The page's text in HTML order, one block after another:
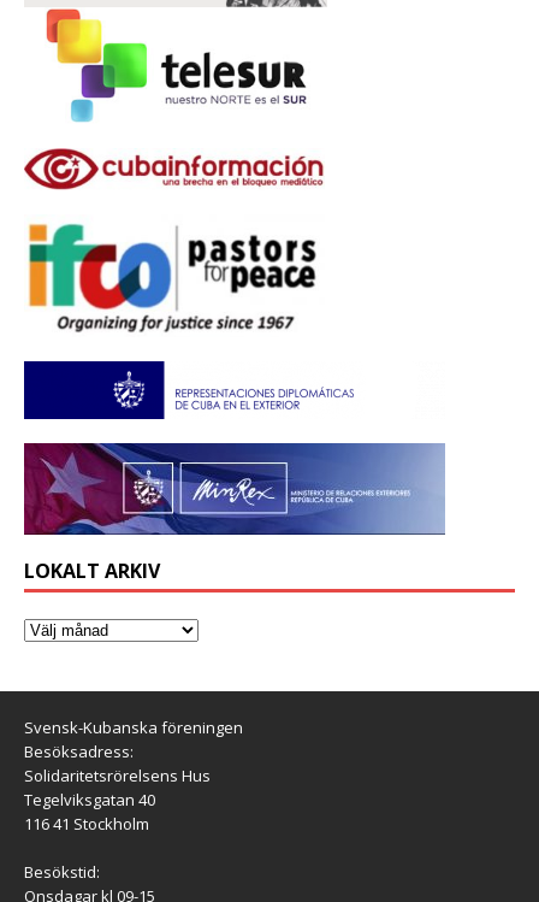
LOKALT ARKIV
Svensk-Kubanska föreningen
Besöksadress:
Solidaritetsrörelsens Hus
Tegelviksgatan 40
116 41 Stockholm
Besökstid:
Onsdagar kl 09-15